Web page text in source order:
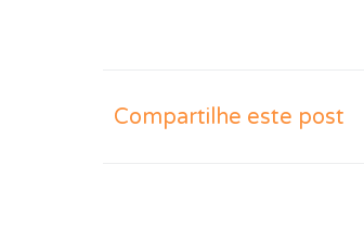
Compartilhe este post